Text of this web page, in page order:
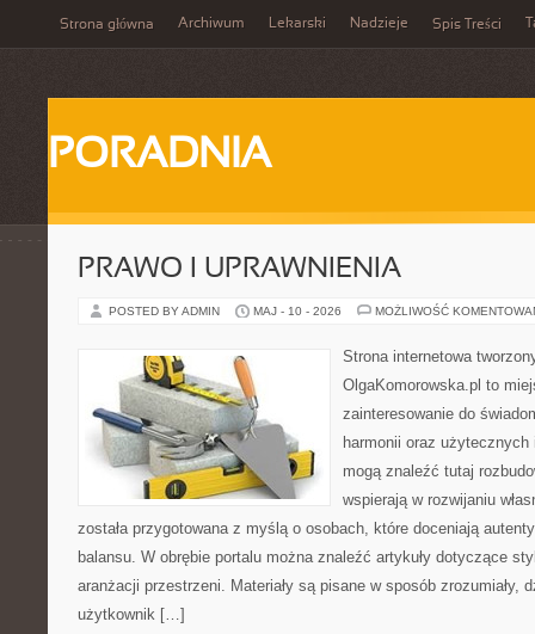
Strona główna Archiwum Lekarski Nadzieje Spis Treści
PORADNIA
PRAWO I UPRAWNIENIA
POSTED BY ADMIN MAJ - 10 - 2026 MOŻLIWOŚĆ
Strona internetowa
OlgaKomorowska.pl to
zainteresowanie do
harmonii oraz
mogą znaleźć tutaj
wspierają w rozwijaniu
została przygotowana z myślą o osobach, które doceniają
balansu. W obrębie portalu można znaleźć artykuły dotyczące
aranżacji przestrzeni. Materiały są pisane w sposób zrozumiały,
użytkownik […]